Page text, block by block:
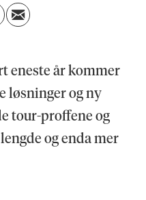
eneste år kommer
løsninger og ny
tour-proffene og
og enda mer